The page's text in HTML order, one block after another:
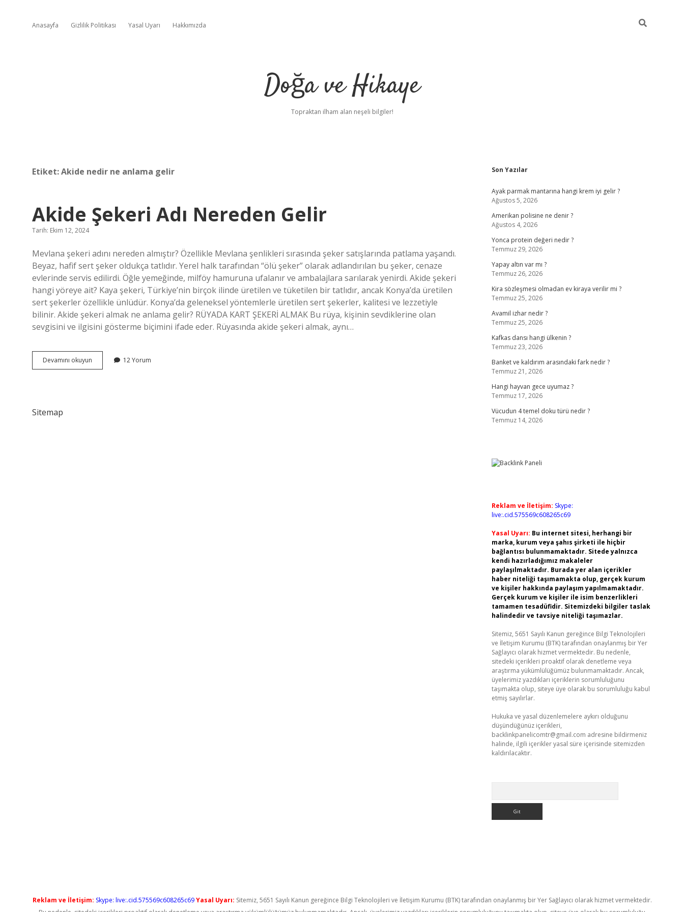
Anasayfa Gizlilik Politikası Yasal Uyarı Hakkımızda
Doğa ve Hikaye
Topraktan ilham alan neşeli bilgiler!
Etiket:Akide nedir ne anlama gelir
Akide Şekeri Adı Nereden Gelir
Tarih: Ekim 12, 2024
Mevlana şekeri adını nereden almıştır? Özellikle Mevlana şenlikleri sırasında şeker satışlarında patlama yaşandı.
Beyaz, hafif sert şeker oldukça tatlıdır. Yerel halk tarafından “ölü şeker” olarak adlandırılan bu şeker, cenaze
evlerinde servis edilirdi. Öğle yemeğinde, milföy hamuruna ufalanır ve ambalajlara sarılarak yenirdi. Akide şekeri
hangi yöreye ait? Kaya şekeri, Türkiye’nin birçok ilinde üretilen ve tüketilen bir tatlıdır, ancak Konya’da üretilen
sert şekerler özellikle ünlüdür. Konya’da geleneksel yöntemlerle üretilen sert şekerler, kalitesi ve lezzetiyle
bilinir. Akide şekeri almak ne anlama gelir? RÜYADA KART ŞEKERİ ALMAK Bu rüya, kişinin sevdiklerine olan
sevgisini ve ilgisini gösterme biçimini ifade eder. Rüyasında akide şekeri almak, aynı…
Devamını okuyun
Şekeri
12 Yorum
Sitemap
Sidebar
Son Yazılar
Ayak parmak mantarına hangi krem iyi gelir ?
Ağustos 5, 2026
Amerikan polisine ne denir ?
Ağustos 4, 2026
Yonca protein değeri nedir ?
Temmuz 29, 2026
Yapay altın var mı ?
Temmuz 26, 2026
Kira sözleşmesi olmadan ev kiraya verilir mi ?
Temmuz 25, 2026
Avamil izhar nedir ?
Temmuz 25, 2026
Kafkas dansı hangi ülkenin ?
Temmuz 23, 2026
Banket ve kaldırım arasındaki fark nedir ?
Temmuz 21, 2026
Hangi hayvan gece uyumaz ?
Temmuz 17, 2026
Vücudun 4 temel doku türü nedir ?
Temmuz 14, 2026
Reklam ve İletişim: Skype:
live:.cid.575569c608265c69
Yasal Uyarı: Bu internet sitesi, herhangi bir
marka, kurum veya şahıs şirketi ile hiçbir
bağlantısı bulunmamaktadır. Sitede yalnızca
kendi hazırladığımız makaleler
paylaşılmaktadır. Burada yer alan içerikler
haber niteliği taşımamakta olup, gerçek kurum
ve kişiler hakkında paylaşım yapılmamaktadır.
Gerçek kurum ve kişiler ile isim benzerlikleri
tamamen tesadüfidir. Sitemizdeki bilgiler taslak
halindedir ve tavsiye niteliği taşımazlar.
Sitemiz, 5651 Sayılı Kanun gereğince Bilgi Teknolojileri
ve İletişim Kurumu (BTK) tarafından onaylanmış bir Yer
Sağlayıcı olarak hizmet vermektedir. Bu nedenle,
sitedeki içerikleri proaktif olarak denetleme veya
araştırma yükümlülüğümüz bulunmamaktadır. Ancak,
üyelerimiz yazdıkları içeriklerin sorumluluğunu
taşımakta olup, siteye üye olarak bu sorumluluğu kabul
etmiş sayılırlar.
Hukuka ve yasal düzenlemelere aykırı olduğunu
düşündüğünüz içerikleri,
backlinkpanelicomtr@gmail.com adresine bildirmeniz
halinde, ilgili içerikler yasal süre içerisinde sitemizden
kaldırılacaktır.
Reklam ve İletişim: Skype: live:.cid.575569c608265c69 Yasal Uyarı: Sitemiz, 5651 Sayılı Kanun gereğince Bilgi Teknolojileri ve İletişim Kurumu (BTK) tarafından onaylanmış bir Yer Sağlayıcı olarak hizmet vermektedir.